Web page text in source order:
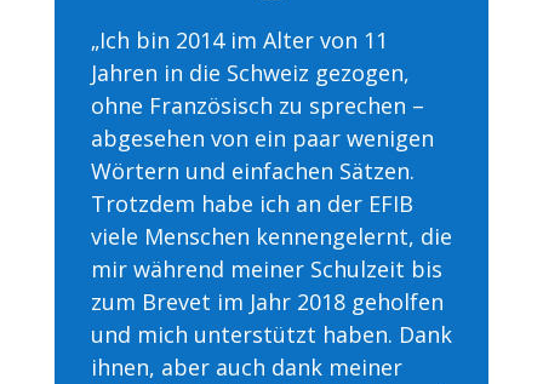
„Ich bin 2014 im Alter von 11
Jahren in die Schweiz gezogen,
ohne Französisch zu sprechen –
abgesehen von ein paar wenigen
Wörtern und einfachen Sätzen.
Trotzdem habe ich an der EFIB
viele Menschen kennengelernt, die
mir während meiner Schulzeit bis
zum Brevet im Jahr 2018 geholfen
und mich unterstützt haben. Dank
ihnen, aber auch dank meiner